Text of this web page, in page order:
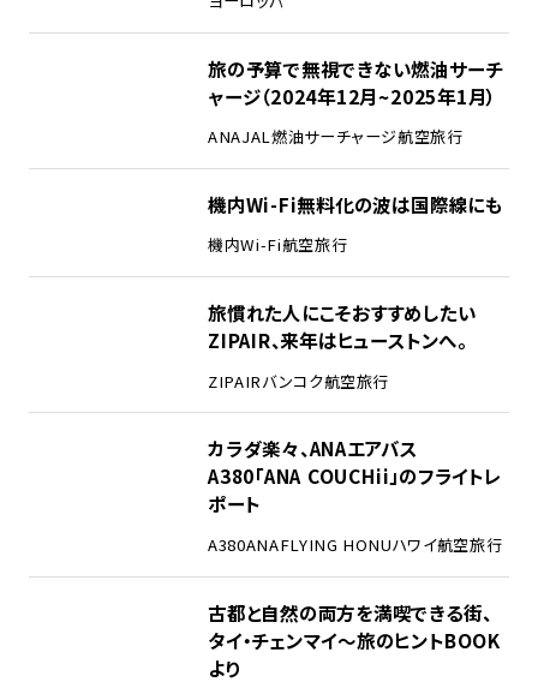
旅の予算で無視できない燃油サーチ
ャージ（2024年12月~2025年1月）
ANAJAL燃油サーチャージ航空旅行
機内Wi-Fi無料化の波は国際線にも
機内Wi-Fi航空旅行
旅慣れた人にこそおすすめしたい
ZIPAIR、来年はヒューストンへ。
ZIPAIRバンコク航空旅行
カラダ楽々、ANAエアバス
A380「ANA COUCHii」のフライトレ
ポート
A380ANAFLYING HONUハワイ航空旅行
古都と自然の両方を満喫できる街、
タイ・チェンマイ～旅のヒントBOOK
より